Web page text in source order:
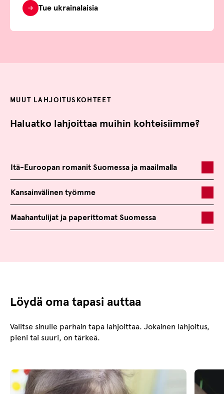
Tue ukrainalaisia
MUUT LAHJOITUSKOHTEET
Haluatko lahjoittaa muihin kohteisiimme?
Itä-Euroopan romanit Suomessa ja maailmalla
Kansainvälinen työmme
Maahantulijat ja paperittomat Suomessa
Löydä oma tapasi auttaa
Valitse sinulle parhain tapa lahjoittaa. Jokainen lahjoitus,
pieni tai suuri, on tärkeä.